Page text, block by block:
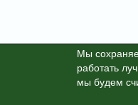
Мы
работать
мы будем
© info-dimurra.ru 2025г.